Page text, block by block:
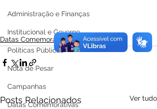
Administração e Finanças
Institucional e Governo
Políticas Públicas
Nota de Pesar
Campanhas
Datas Comemorativas
Datas Comemorativas
Posts Relacionados Ver tudo